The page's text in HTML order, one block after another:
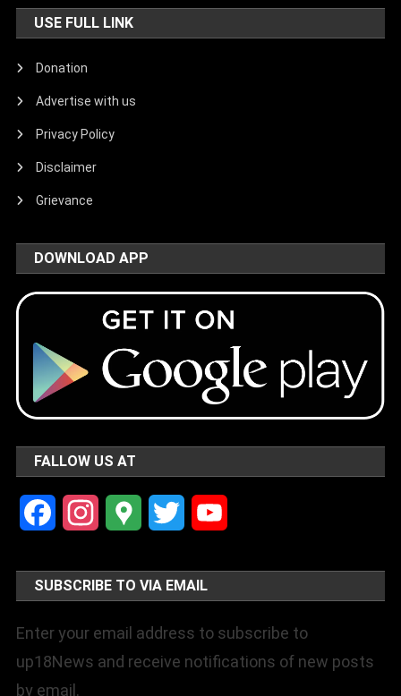
USE FULL LINK
Donation
Advertise with us
Privacy Policy
Disclaimer
Grievance
DOWNLOAD APP
FALLOW US AT
FacebookInstagramGoogle Twitter
SUBSCRIBE TO VIA EMAIL
Enter your email address to subscribe to
up18News and receive notifications of new posts
by email.